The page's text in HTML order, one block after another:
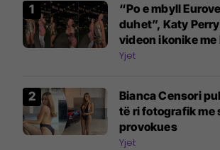
“Po e mbyll
duhet”, Katy
videon ikonike me
nga Sunny Hill
Yjet
Bianca Censori
të ri fotografik me
provokues
Yjet